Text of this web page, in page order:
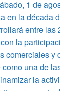
1 de
en la década
entre las
la
comerciales y
una de
la